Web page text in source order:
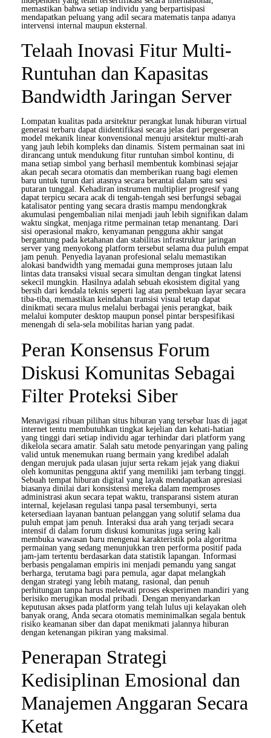
memastikan bahwa setiap individu yang berpartisipasi
mendapatkan peluang yang adil secara matematis tanpa adanya
intervensi internal maupun eksternal.
Telaah Inovasi Fitur Multi-
Runtuhan dan Kapasitas
Bandwidth Jaringan Server
Lompatan kualitas pada arsitektur perangkat lunak hiburan virtual
generasi terbaru dapat diidentifikasi secara jelas dari pergeseran
model mekanik linear konvensional menuju arsitektur multi-arah
yang jauh lebih kompleks dan dinamis. Sistem permainan saat ini
dirancang untuk mendukung fitur runtuhan simbol kontinu, di
mana setiap simbol yang berhasil membentuk kombinasi sejajar
akan pecah secara otomatis dan memberikan ruang bagi elemen
baru untuk turun dari atasnya secara berantai dalam satu sesi
putaran tunggal. Kehadiran instrumen multiplier progresif yang
dapat terpicu secara acak di tengah-tengah sesi berfungsi sebagai
katalisator penting yang secara drastis mampu mendongkrak
akumulasi pengembalian nilai menjadi jauh lebih signifikan dalam
waktu singkat, menjaga ritme permainan tetap menantang. Dari
sisi operasional makro, kenyamanan pengguna akhir sangat
bergantung pada ketahanan dan stabilitas infrastruktur jaringan
server yang menyokong platform tersebut selama dua puluh empat
jam penuh. Penyedia layanan profesional selalu memastikan
alokasi bandwidth yang memadai guna memproses jutaan lalu
lintas data transaksi visual secara simultan dengan tingkat latensi
sekecil mungkin. Hasilnya adalah sebuah ekosistem digital yang
bersih dari kendala teknis seperti lag atau pembekuan layar secara
tiba-tiba, memastikan keindahan transisi visual tetap dapat
dinikmati secara mulus melalui berbagai jenis perangkat, baik
melalui komputer desktop maupun ponsel pintar berspesifikasi
menengah di sela-sela mobilitas harian yang padat.
Peran Konsensus Forum
Diskusi Komunitas Sebagai
Filter Proteksi Siber
Menavigasi ribuan pilihan situs hiburan yang tersebar luas di jagat
internet tentu membutuhkan tingkat kejelian dan kehati-hatian
yang tinggi dari setiap individu agar terhindar dari platform yang
dikelola secara amatir. Salah satu metode penyaringan yang paling
valid untuk menemukan ruang bermain yang kredibel adalah
dengan merujuk pada ulasan jujur serta rekam jejak yang diakui
oleh komunitas pengguna aktif yang memiliki jam terbang tinggi.
Sebuah tempat hiburan digital yang layak mendapatkan apresiasi
biasanya dinilai dari konsistensi mereka dalam memproses
administrasi akun secara tepat waktu, transparansi sistem aturan
internal, kejelasan regulasi tanpa pasal tersembunyi, serta
ketersediaan layanan bantuan pelanggan yang solutif selama dua
puluh empat jam penuh. Interaksi dua arah yang terjadi secara
intensif di dalam forum diskusi komunitas juga sering kali
membuka wawasan baru mengenai karakteristik pola algoritma
permainan yang sedang menunjukkan tren performa positif pada
jam-jam tertentu berdasarkan data statistik lapangan. Informasi
berbasis pengalaman empiris ini menjadi pemandu yang sangat
berharga, terutama bagi para pemula, agar dapat melangkah
dengan strategi yang lebih matang, rasional, dan penuh
perhitungan tanpa harus melewati proses eksperimen mandiri yang
berisiko merugikan modal pribadi. Dengan menyandarkan
keputusan akses pada platform yang telah lulus uji kelayakan oleh
banyak orang, Anda secara otomatis meminimalkan segala bentuk
risiko keamanan siber dan dapat menikmati jalannya hiburan
dengan ketenangan pikiran yang maksimal.
Penerapan Strategi
Kedisiplinan Emosional dan
Manajemen Anggaran Secara
Ketat